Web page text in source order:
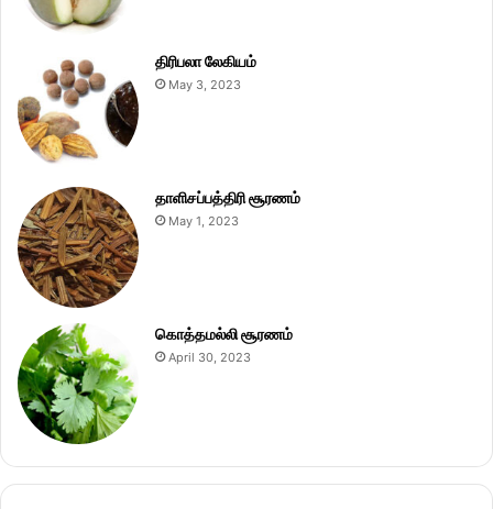
திரிபலா லேகியம்
May 3, 2023
தாளிசப்பத்திரி சூரணம்
May 1, 2023
கொத்தமல்லி சூரணம்
April 30, 2023